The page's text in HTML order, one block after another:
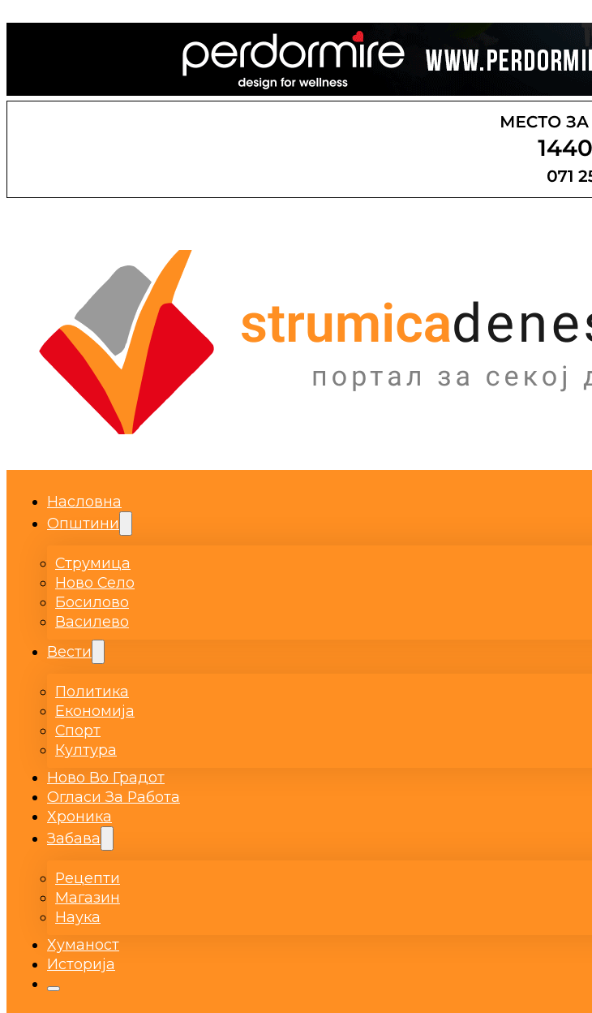
Насловна
Општини
Струмица
Ново Село
Босилово
Василево
Вести
Политика
Економија
Спорт
Култура
Ново Во Градот
Огласи За Работа
Хроника
Забава
Рецепти
Магазин
Наука
Хуманост
Историја